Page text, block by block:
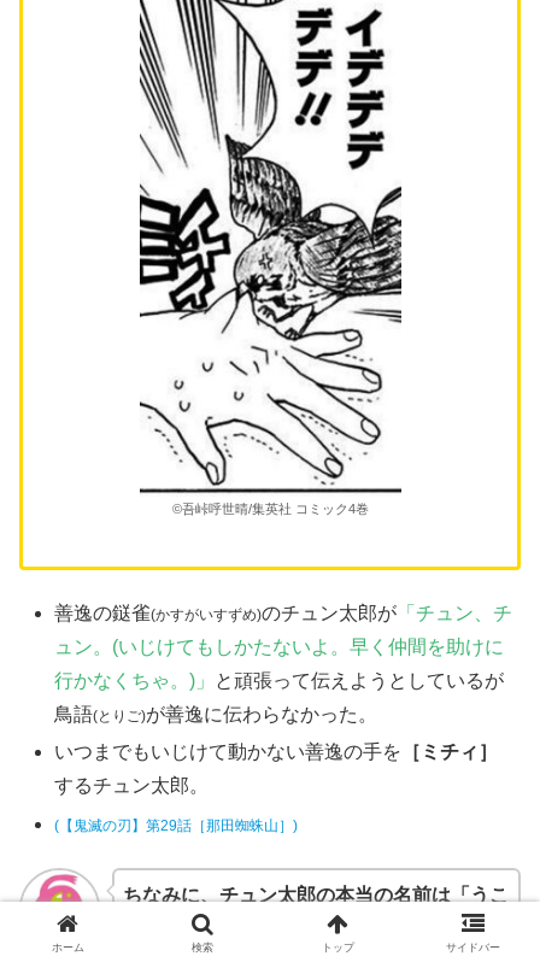
©吾峠呼世晴/集英社 コミック4巻
善逸の鎹雀(かすがいすずめ)のチュン太郎が 「チュン、チ
ュン。(いじけてもしかたないよ。早く仲間を助けに
行かなくちゃ。)」
と頑張って伝えようとしているが
鳥語(とりご)が善逸に伝わらなかった。
いつまでもいじけて動かない善逸の手を ［ミチィ］
するチュン太郎。
(【鬼滅の刃】第29話［那田蜘蛛山］)
ちなみに、チュン太郎の本当の名前は「うこ
ぎ」です。
ホーム 検索 トップ サイドバー